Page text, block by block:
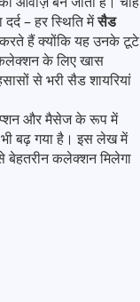
दर्द – हर स्थिति मेंसैड
हैं क्योंकि यह उनके टूटे
के लिए खास
से भरी सैड शायरियां
और मैसेज के रूप में
बढ़ गया है। इस लेख में
बेहतरीन कलेक्शन मिलेगा